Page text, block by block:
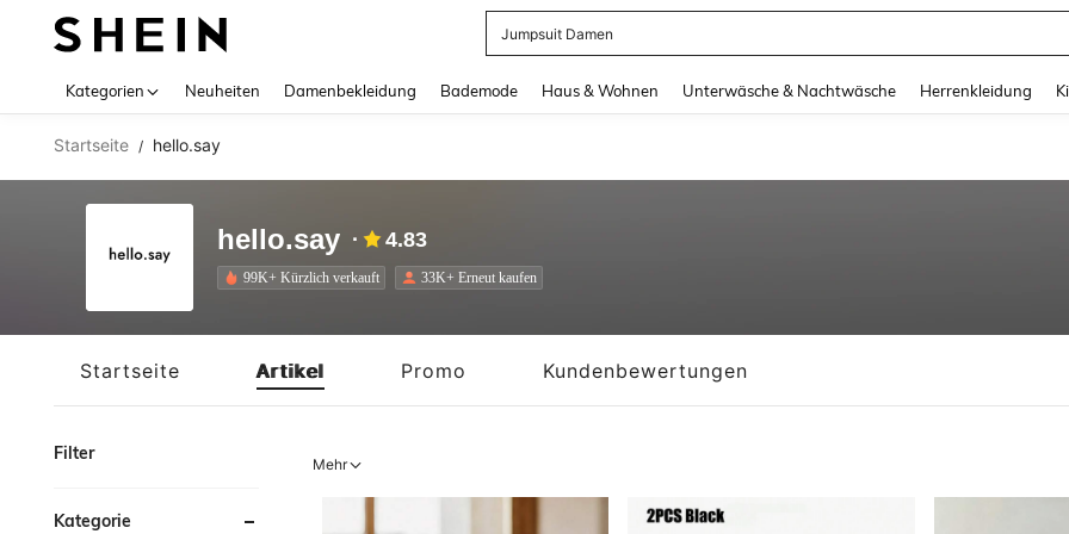
Jumpsuit Damen
Kategorien Neuheiten Damenbekleidung Bademode Haus & Wohnen Unterwäsche & Nachtwäsche Herrenkleidung
Startseite / hello.say
hello.say 4.83
99K+ Kürzlich verkauft 33K+ Erneut kaufen
Startseite Artikel Promo Kundenbewertungen
Filter
Kategorie
Mehr